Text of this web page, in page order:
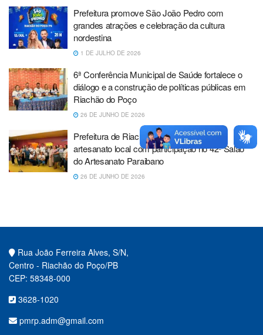
Prefeitura promove São João Pedro com
grandes atrações e celebração da cultura
nordestina
1 DE JULHO DE 2026
6ª Conferência Municipal de Saúde fortalece o
diálogo e a construção de políticas públicas em
Riachão do Poço
26 DE JUNHO DE 2026
Prefeitura de Riachão do Poço fortalece o
artesanato local com participação no 42º Salão
do Artesanato Paraibano
26 DE JUNHO DE 2026
Rua João Ferreira Alves, S/N,
Centro - Riachão do Poço/PB
CEP: 58348-000
3628-1020
pmrp.adm@gmail.com